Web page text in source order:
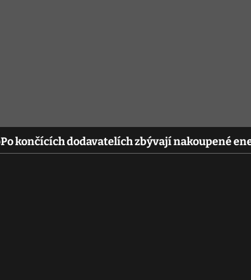
Po končících dodavatelích zbývají nakoupené